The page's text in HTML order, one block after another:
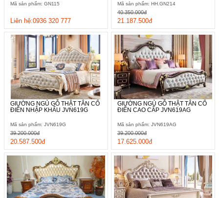
Mã sản phẩm: GN115
Liên hệ:0936 320 777
Mã sản phẩm: HH.GN214
21.187.500đ
40.350.000đ
GIƯỜNG NGỦ GỖ THẬT TÂN CỔ
ĐIỂN NHẬP KHẨU JVN619G
Mã sản phẩm: JVN619G
20.587.500đ
39.200.000đ
GIƯỜNG NGỦ GỖ THẬT TÂN CỔ
ĐIỂN CAO CẤP JVN619AG
Mã sản phẩm: JVN619AG
17.625.000đ
39.200.000đ